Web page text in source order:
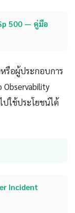
500 — คู่มือ
รือผู้ประกอบการ
ปใช้ประโยชน์ได้
Incident